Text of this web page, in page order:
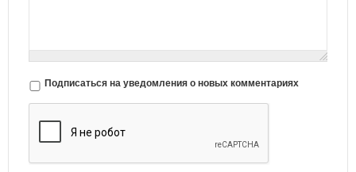
Подписаться на уведомления о новых комментариях